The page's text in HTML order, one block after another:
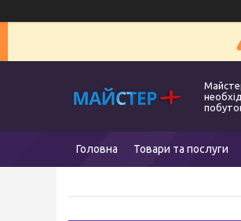
Головна Товари та послуги